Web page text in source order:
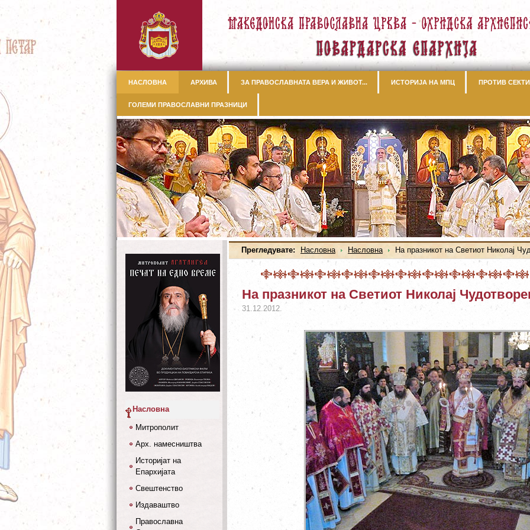
НАСЛОВНА АРХИВА ЗА ПРАВОСЛАВНАТА ВЕРА И ЖИВОТ... ИСТОРИЈА НА МПЦ ПРОТИВ
ГОЛЕМИ ПРАВОСЛАВНИ ПРАЗНИЦИ
Прегледувате: Насловна Насловна На празникот на Светиот Николај
На празникот на Светиот Николај
31.12.2012.
Насловна
Митрополит
Арх. намесништва
Историјат на
Епархијата
Свештенство
Издаваштво
Православна